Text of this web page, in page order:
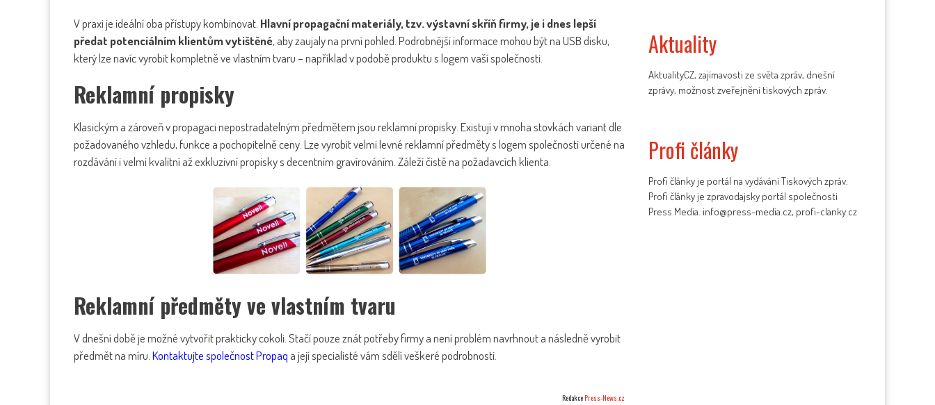
V praxi je ideální oba přístupy kombinovat. Hlavní propagační materiály, tzv. výstavní skříň firmy, je i dnes lepší
předat potenciálním klientům vytištěné, aby zaujaly na první pohled. Podrobnější informace mohou být na USB disku,
který lze navíc vyrobit kompletně ve vlastním tvaru – například v podobě produktu s logem vaší společnosti.
Reklamní propisky
Klasickým a zároveň v propagaci nepostradatelným předmětem jsou reklamní propisky. Existují v mnoha stovkách variant dle
požadovaného vzhledu, funkce a pochopitelně ceny. Lze vyrobit velmi levné reklamní předměty s logem společnosti určené na
rozdávání i velmi kvalitní až exkluzivní propisky s decentním gravírováním. Záleží čistě na požadavcích klienta.
Reklamní předměty ve vlastním tvaru
V dnešní době je možné vytvořit prakticky cokoli. Stačí pouze znát potřeby firmy a není problém navrhnout a následně vyrobit
předmět na míru. Kontaktujte společnost Propaq a její specialisté vám sdělí veškeré podrobnosti.
RedakcePress-News.cz
Aktuality
AktualityCZ, zajímavosti ze světa zpráv, dnešní
zprávy, možnost zveřejnění tiskových zpráv.
Profi články
Profi články je portál na vydávání Tiskových zpráv.
Profi články je zpravodajsky portál společnosti
Press Media. info@press-media.cz, profi-clanky.cz